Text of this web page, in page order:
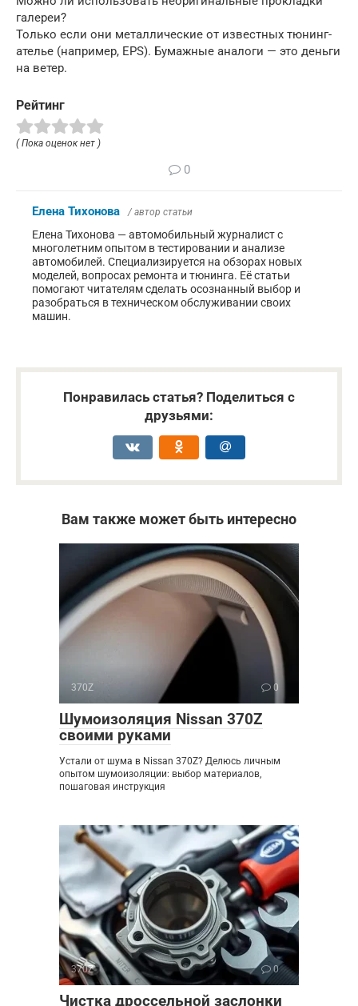
галереи?
Только если они металлические от известных тюнинг-
ателье (например, EPS). Бумажные аналоги — это деньги
на ветер.
Рейтинг
( Пока оценок нет )
0
Елена Тихонова / автор статьи
Елена Тихонова — автомобильный журналист с
многолетним опытом в тестировании и анализе
автомобилей. Специализируется на обзорах новых
моделей, вопросах ремонта и тюнинга. Её статьи
помогают читателям сделать осознанный выбор и
разобраться в техническом обслуживании своих
машин.
Понравилась статья? Поделиться с
друзьями:
Вам также может быть интересно
370Z 0
Шумоизоляция Nissan 370Z
своими руками
Устали от шума в Nissan 370Z? Делюсь личным
опытом шумоизоляции: выбор материалов,
пошаговая инструкция
370Z 0
Чистка дроссельной заслонки